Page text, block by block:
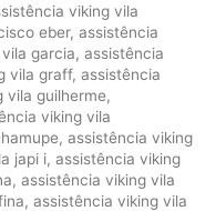
viking vila
eber, assistência
garcia, assistência
vila graff, assistência
vila guilherme,
viking vila
, assistência viking
japi i, assistência viking
, assistência viking vila
, assistência viking vila